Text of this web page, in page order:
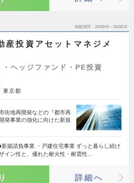
掲載期間 26/08/06～26/08/19
産投資アセットマネジメ
ヘッジファンド・PE投資
東京都
街地再開発などの『都市再
発事業の強化に向けた新規
新築請負事業 ・戸建住宅事業 ずっと暮らし続け
イン性と、優れた耐火性・耐震性…
詳細へ